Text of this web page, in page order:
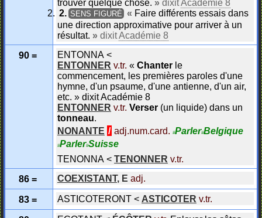
trouver quelque chose. » dixitAcadémie 8
SENS FIGURÉ « Faire différents essais dans
une direction approximative pour arriver à un
résultat. » dixitAcadémie 8
90 =
ENTONNA <
ENTONNER v.tr. « Chanter le
commencement, les premières paroles d'une
hymne, d'un psaume, d'une antienne, d'un air,
etc. » dixitAcadémie 8
ENTONNER v.tr. Verser (un liquide) dans un
tonneau.
NONANTE / adj.num.card. #Parler#Belgique
#Parler#Suisse
TENONNA < TENONNER v.tr.
86 =
COEXISTANT, E adj.
83 =
ASTICOTERONT < ASTICOTER v.tr.